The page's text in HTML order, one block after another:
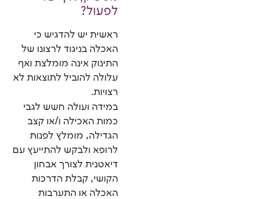
לפעול?
ראשית יש להדגיש כי
האכלה בניגוד לרצונו של
התינוק אינה מומלצת ואף
עלולה להוביל לתוצאות לא
רצויות.
במידה ועולה חשש לגבי
כמות האכילה ו/או קצב
הגדילה, מומלץ לפנות
לרופא ולבקש להתייעץ עם
דיאטנית לצורך אבחון
הקושי, קבלת הדרכות
האכלה או התערבות